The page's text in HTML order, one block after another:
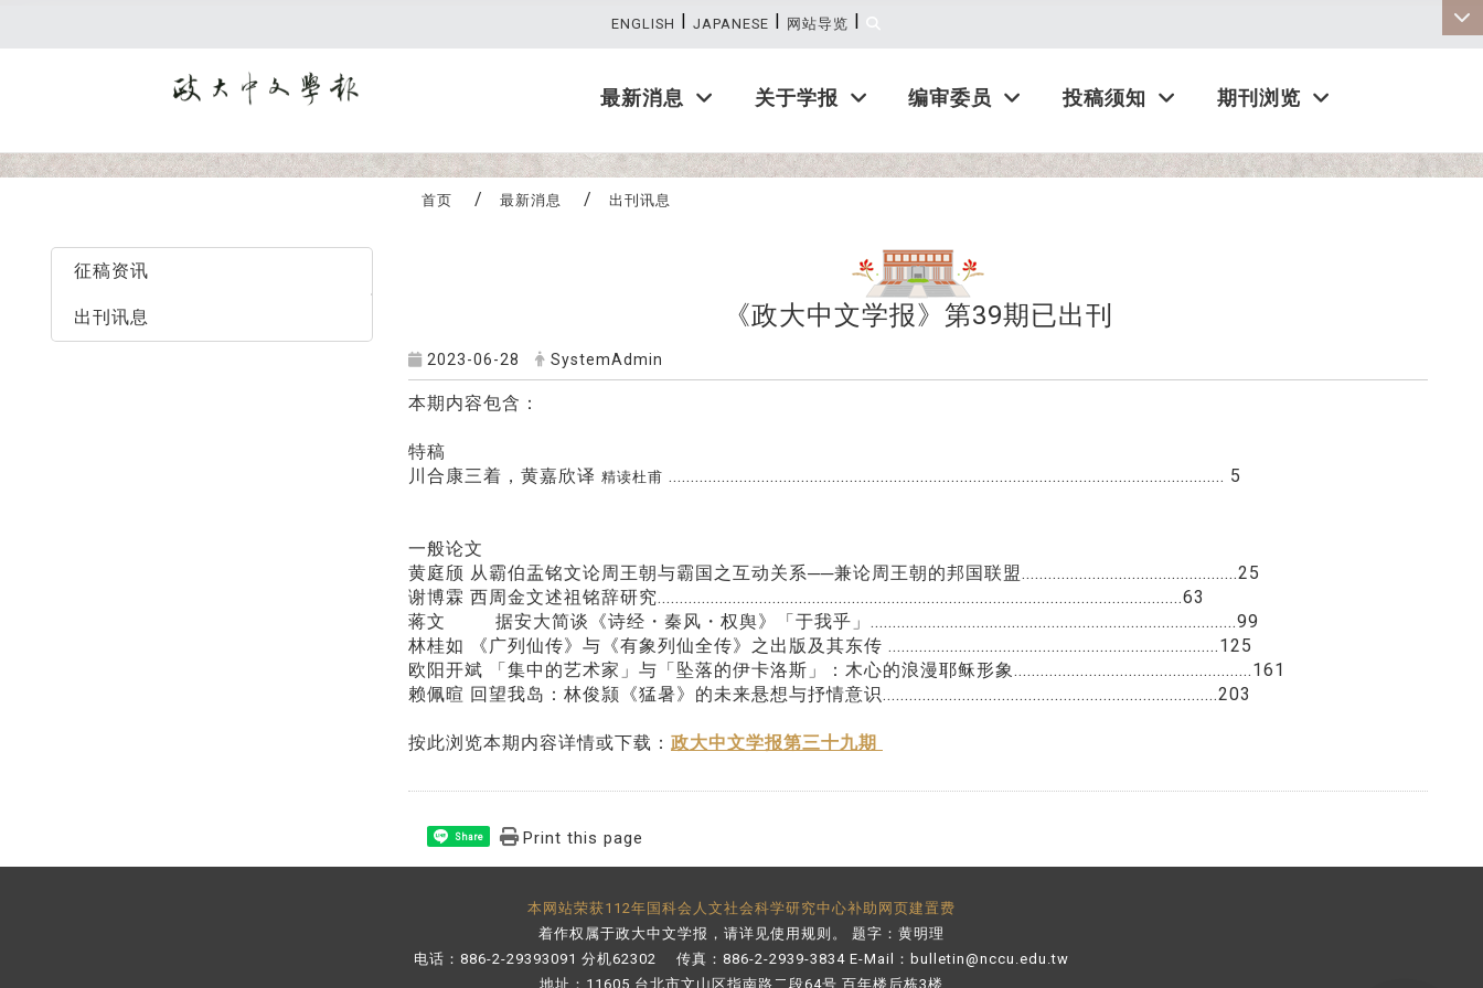
最新消息 关于学报 编审委员 投稿须知 期刊浏览
ENGLISH | JAPANESE | 网站导览 |
最新消息
征稿资讯
出刊讯息
首页 最新消息 出刊讯息
《政大中文学报》第39期已出刊
2023-06-28 SystemAdmin
本期内容包含：
特稿
川合康三着，黄嘉欣译 精读杜甫 .............................................................................................................................. 5
一般论文
黄庭颀 从霸伯盂铭文论周王朝与霸国之互动关系──兼论周王朝的邦国联盟.................................................25
谢博霖 西周金文述祖铭辞研究.......................................................................................................................63
蒋文
据安大简谈《诗经・秦风・权舆》「于我乎」...................................................................................99
林桂如
《广列仙传》与《有象列仙全传》之出版及其东传 ...........................................................................125
欧阳开斌
「集中的艺术家」与「坠落的伊卡洛斯」：木心的浪漫耶稣形象......................................................161
赖佩暄 回望我岛：林俊颕《猛暑》的未来悬想与抒情意识............................................................................203
按此浏览本期内容详情或下载： 政大中文学报第三十九期
Share Print this page
本网站荣获112年国科会人文社会科学研究中心补助网页建置费
着作权属于政大中文学报，请详见使用规则 。 题字：黄明理
电话：886-2-29393091 分机62302 传真：886-2-2939-3834 E-Mail： bulletin@nccu.edu.tw
地址：11605 台北市文山区指南路二段64号 百年楼后栋3楼